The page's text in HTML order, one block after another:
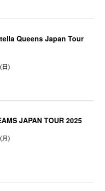
Queens Japan Tour
日)
JAPAN TOUR 2025
月)